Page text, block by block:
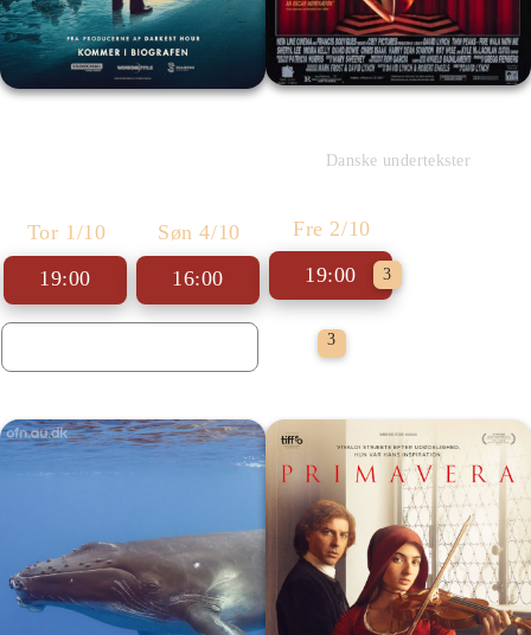
Tor 1/10
19:00
Søn 4/10
16:00
Danske undertekster
Fre 2/10
19:00
3
3